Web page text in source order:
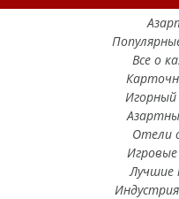
Все о
Игорный
Отели
Лучшие